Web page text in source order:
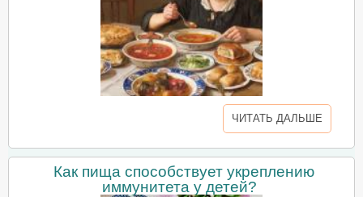
ЧИТАТЬ ДАЛЬШЕ
Как пища способствует укреплению
иммунитета у детей?